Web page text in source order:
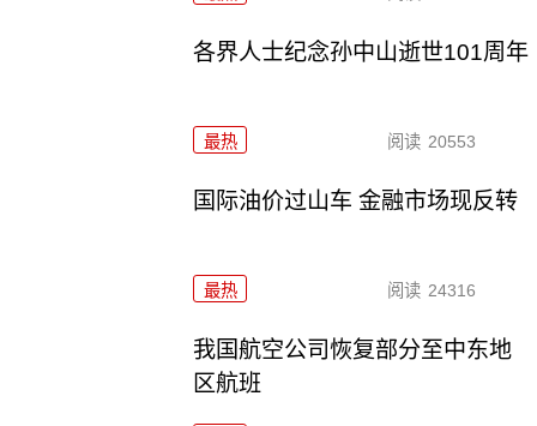
各界人士纪念孙中山逝世101周年
最热 阅读 20553
国际油价过山车 金融市场现反转
最热 阅读 24316
我国航空公司恢复部分至中东地
区航班